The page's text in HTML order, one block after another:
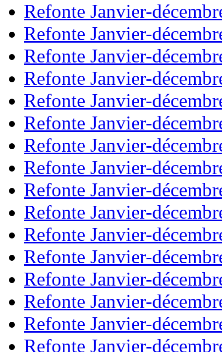
Refonte Janvier-
Refonte Janvier-
Refonte Janvier-
Refonte Janvier-
Refonte Janvier-
Refonte Janvier-
Refonte Janvier-
Refonte Janvier-
Refonte Janvier-
Refonte Janvier-
Refonte Janvier-
Refonte Janvier-
Refonte Janvier-
Refonte Janvier-
Refonte Janvier-
Refonte Janvier-